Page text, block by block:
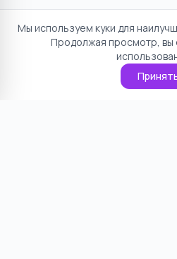
Мы используем куки для
Продолжая просмотр, вы